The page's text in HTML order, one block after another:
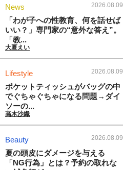
News 2026.08.09
「わが子への性教育、何を話せば
いい？」専門家の“意外な答え”。
「教...
大夏えい
Lifestyle 2026.08.09
ポケットティッシュがバッグの中
でぐちゃぐちゃになる問題→ダイ
ソーの...
高木沙織
Beauty 2026.08.09
夏の頭皮にダメージを与える
「NG行為」とは？予約の取れな